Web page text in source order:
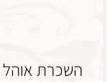
השכרת אוהל 3X6